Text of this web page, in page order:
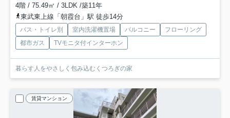
4階 / 75.49㎡ / 3LDK /築11年
東武東上線「朝霞台」駅 徒歩14分
バス・トイレ別 室内洗濯機置場 バルコニー
フローリング
都市ガス
TVモニタ付インターホン
暮らす人をやさしく包み込むくつろぎの家
賃貸マンション